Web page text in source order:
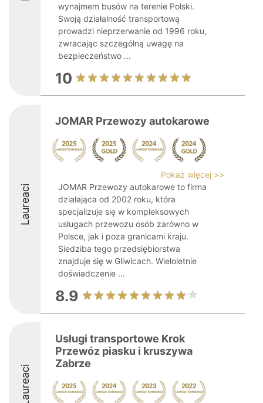
wynajmem busów na terenie Polski.
Swoją działalność transportową
prowadzi nieprzerwanie od 1996 roku,
zwracając szczególną uwagę na
bezpieczeństwo ...
10
Laureaci
JOMAR Przewozy autokarowe
Pokaż więcej >>
JOMAR Przewozy autokarowe to firma
działająca od 2002 roku, która
specjalizuje się w kompleksowych
usługach przewozu osób zarówno w
Polsce, jak i poza granicami kraju.
Siedziba tego przedsiębiorstwa
znajduje się w Gliwicach. Wieloletnie
doświadczenie ...
8.9
Laureaci
Usługi transportowe Krok
Przewóz piasku i kruszywa
Zabrze